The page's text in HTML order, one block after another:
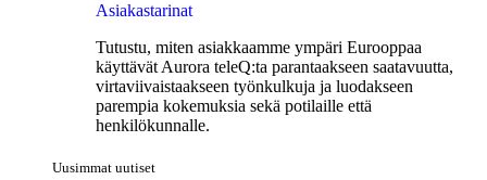
Asiakastarinat
Tutustu, miten asiakkaamme ympäri Eurooppaa
käyttävät Aurora teleQ:ta parantaakseen saatavuutta,
virtaviivaistaakseen työnkulkuja ja luodakseen
parempia kokemuksia sekä potilaille että
henkilökunnalle.
Uusimmat uutiset